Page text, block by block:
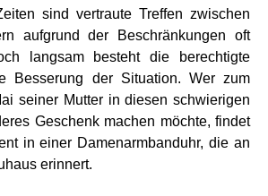
sind vertraute Treffen zwischen
aufgrund der Beschränkungen oft
langsam besteht die berechtigte
Besserung der Situation. Wer zum
seiner Mutter in diesen schwierigen
Geschenk machen möchte, findet
in einer Damenarmbanduhr, die an
erinnert.